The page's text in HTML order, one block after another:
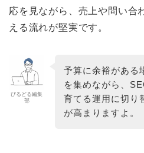
応を見ながら、売上や問い合
える流れが堅実です。
びるどる編集
部
予算に余裕がある
を集めながら、
育てる運用に切り
が高まりますよ。